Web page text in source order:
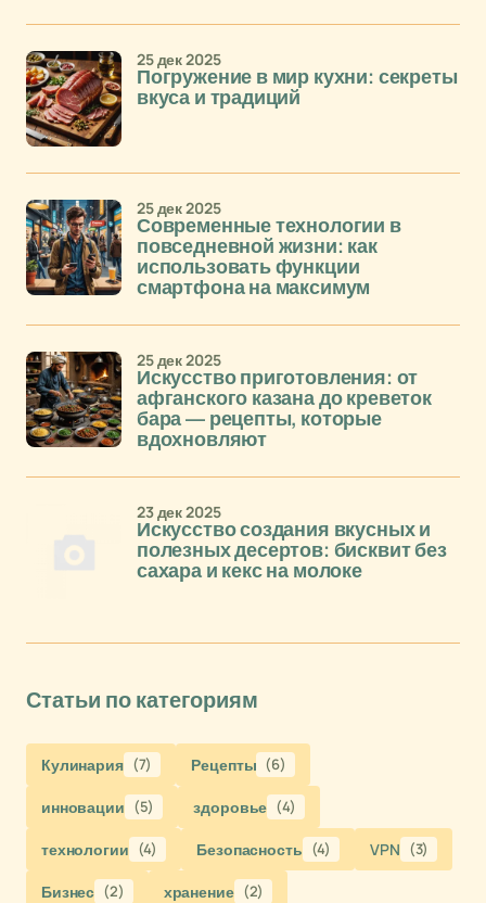
Погружение в мир кухни: секреты
вкуса и традиций
25 дек 2025
Современные технологии в
повседневной жизни: как
использовать функции
смартфона на максимум
25 дек 2025
Искусство приготовления: от
афганского казана до креветок
бара — рецепты, которые
вдохновляют
25 дек 2025
Искусство создания вкусных и
полезных десертов: бисквит без
сахара и кекс на молоке
23 дек 2025
Статьи по категориям
Кулинария (7) Рецепты (6)
инновации (5) здоровье (4)
технологии (4) Безопасность (4) VPN (3)
Бизнес (2) хранение (2)